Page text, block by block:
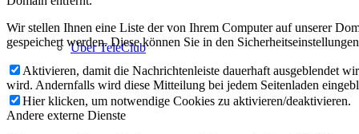
Über TeleClub
Wir stellen Ihnen eine Liste der von Ihrem Computer auf unserer
gespeichert werden. Diese können Sie in den
Aktivieren, damit die Nachrichtenleiste dauerhaft ausgeblendet
wird. Andernfalls wird diese Mitteilung bei jedem Seitenladen
Hier klicken, um notwendige Cookies zu aktivieren/deaktivieren.
Andere externe Dienste